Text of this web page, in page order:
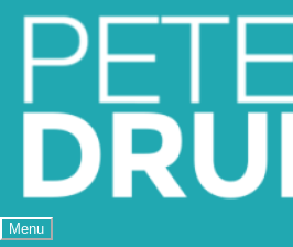
navigatie
inhoud
Menu